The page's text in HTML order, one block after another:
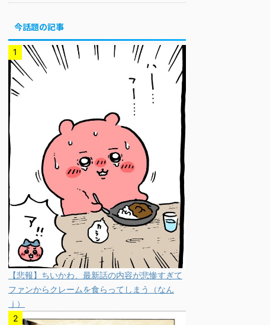
今話題の記事
【悲報】ちいかわ、最新話の内容が悲惨すぎて
ファンからクレームを食らってしまう（なん
ｊ）